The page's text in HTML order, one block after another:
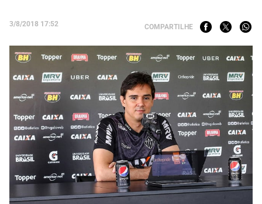
3/8/2018 17:52 COMPARTILHE